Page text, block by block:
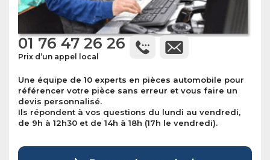
01 76 47 26 26
Prix d’un appel local
Une équipe de 10 experts en pièces automobile pour
référencer votre pièce sans erreur et vous faire un
devis personnalisé.
Ils répondent à vos questions du lundi au vendredi,
de 9h à 12h30 et de 14h à 18h (17h le vendredi).